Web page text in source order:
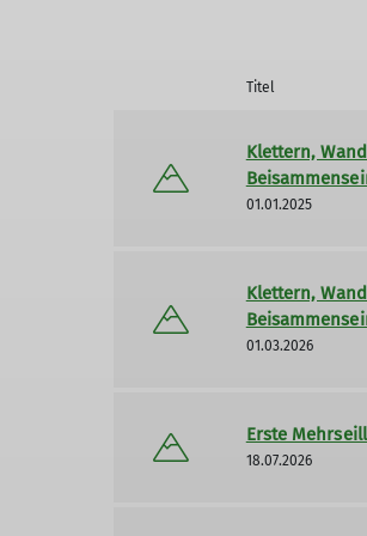
Titel
Klettern,
01.01.2025
Klettern,
01.03.2026
Erste
18.07.2026